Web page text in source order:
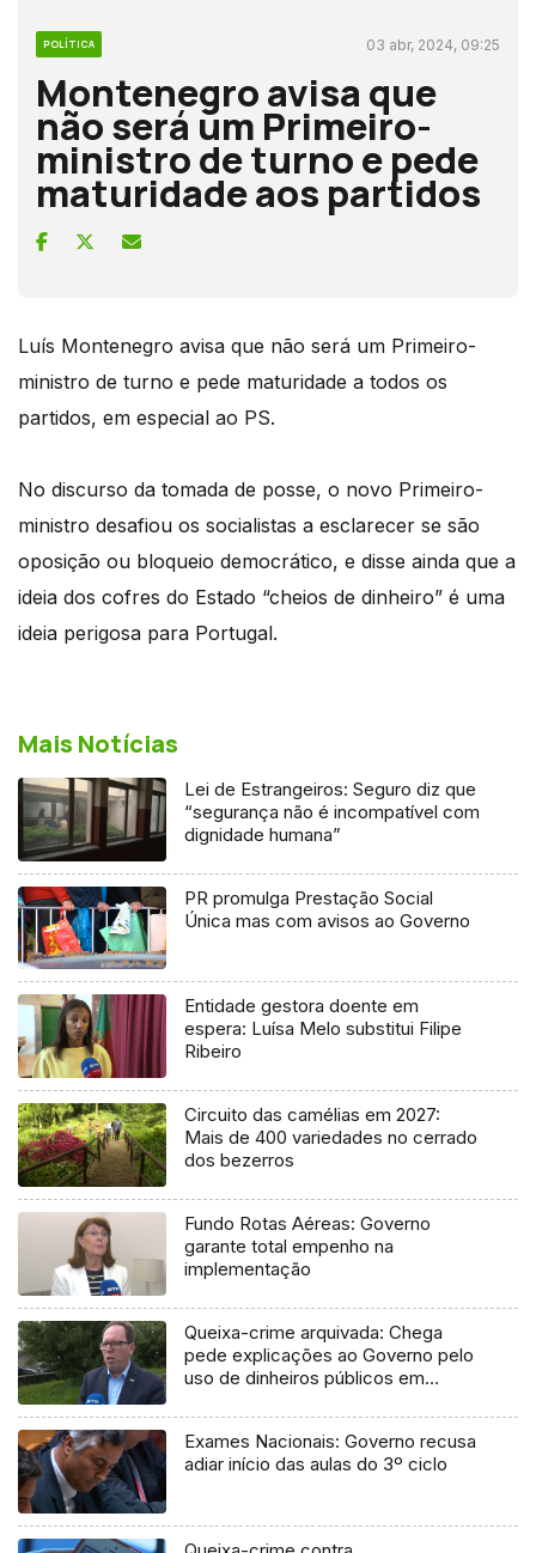
POLÍTICA 03 abr, 2024, 09:25
Montenegro avisa que
não será um Primeiro-
ministro de turno e pede
maturidade aos partidos
Luís Montenegro avisa que não será um Primeiro-
ministro de turno e pede maturidade a todos os
partidos, em especial ao PS.
No discurso da tomada de posse, o novo Primeiro-
ministro desafiou os socialistas a esclarecer se são
oposição ou bloqueio democrático, e disse ainda que a
ideia dos cofres do Estado “cheios de dinheiro” é uma
ideia perigosa para Portugal.
Mais Notícias
Lei de Estrangeiros: Seguro diz que
“segurança não é incompatível com
dignidade humana”
PR promulga Prestação Social
Única mas com avisos ao Governo
Entidade gestora doente em
espera: Luísa Melo substitui Filipe
Ribeiro
Circuito das camélias em 2027:
Mais de 400 variedades no cerrado
dos bezerros
Fundo Rotas Aéreas: Governo
garante total empenho na
implementação
Queixa-crime arquivada: Chega
pede explicações ao Governo pelo
uso de dinheiros públicos em
Exames Nacionais: Governo recusa
adiar início das aulas do 3º ciclo